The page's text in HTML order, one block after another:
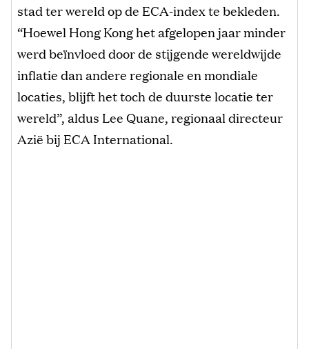
stad ter wereld op de ECA-index te bekleden.
“Hoewel Hong Kong het afgelopen jaar minder
werd beïnvloed door de stijgende wereldwijde
inflatie dan andere regionale en mondiale
locaties, blijft het toch de duurste locatie ter
wereld”, aldus Lee Quane, regionaal directeur
Azië bij ECA International.